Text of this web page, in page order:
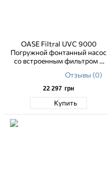
OASE Filtral UVC 9000
Погружной фонтанный насос
со встроенным фильтром и
насадкамиОтзывы (0)
22 297 грн
Купить